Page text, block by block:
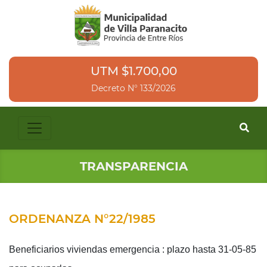
UTM $1.700,00
Decreto N° 133/2026
TRANSPARENCIA
ORDENANZA N°22/1985
Beneficiarios viviendas emergencia : plazo hasta 31-05-85